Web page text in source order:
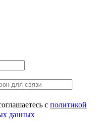
с политикой
данных